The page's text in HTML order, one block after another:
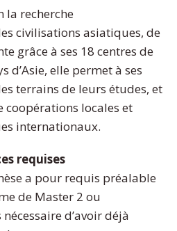
la recherche
civilisations asiatiques, de
grâce à ses 18 centres de
d’Asie, elle permet à ses
terrains de leurs études, et
coopérations locales et
internationaux.
requises
a pour requis préalable
de Master 2 ou
d’avoir déjà